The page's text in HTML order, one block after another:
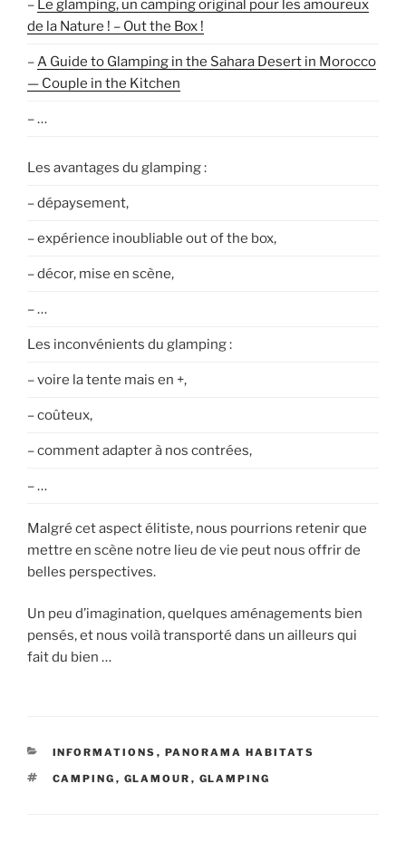
– Le glamping, un camping original pour les amoureux
de la Nature ! – Out the Box !
–A Guide to Glamping in the Sahara Desert in Morocco
— Couple in the Kitchen
– …
Les avantages du glamping :
– dépaysement,
– expérience inoubliable out of the box,
– décor, mise en scène,
– …
Les inconvénients du glamping :
– voire la tente mais en +,
– coûteux,
– comment adapter à nos contrées,
– …
Malgré cet aspect élitiste, nous pourrions retenir que
mettre en scène notre lieu de vie peut nous offrir de
belles perspectives.
Un peu d’imagination, quelques aménagements bien
pensés, et nous voilà transporté dans un ailleurs qui
fait du bien …
CATÉGORIES
INFORMATIONS , PANORAMA HABITATS
ÉTIQUETTES
CAMPING , GLAMOUR , GLAMPING